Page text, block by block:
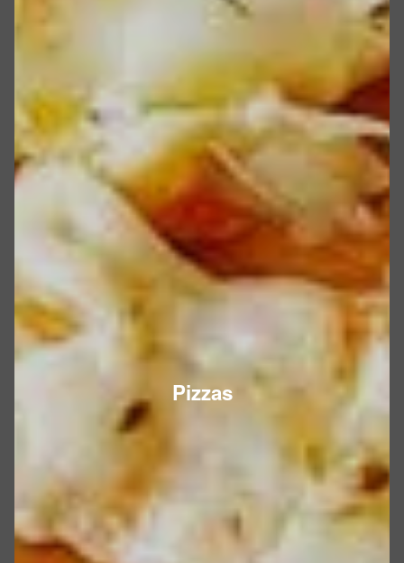
Pizzas